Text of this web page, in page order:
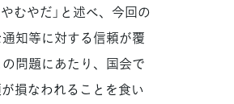
むやだ」と述べ、今回の
知等に対する信頼が覆
問題にあたり、国会で
損なわれることを食い